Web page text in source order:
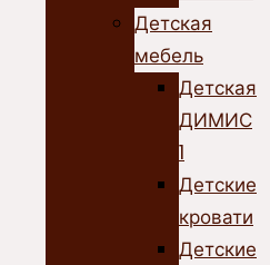
Детская
мебель
Детская
ДИМИС
1
Детские
кровати
Детские